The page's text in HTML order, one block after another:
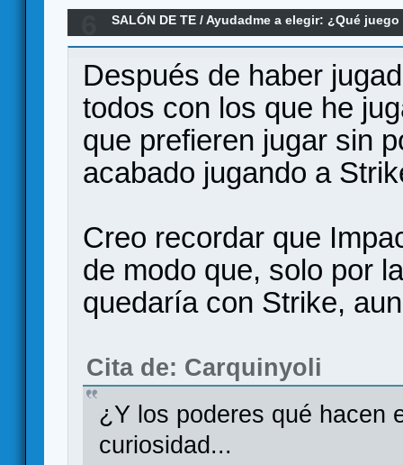
SALÓN DE TE /Ayudadme a elegir: ¿Qué
Después de haber
todos con los que he
que prefieren jugar sin
acabado jugando a
Creo recordar que
de modo que, solo por
quedaría con Strike,
Cita de: Carquinyoli
¿Y los poderes qué hacen
curiosidad...